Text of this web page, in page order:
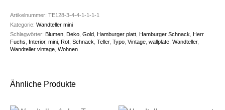
Artikelnummer:TE128-3-4-4-1-1-1-1
Kategorie:Wandteller mini
Schlagwörter:Blumen ,Deko ,Gold ,Hamburger platt ,Hamburger Schnack ,Herr
Fuchs
Interior,mini ,Rot ,Schnack ,Teller,Typo ,Vintage ,wallplate ,Wandteller,
Wandteller vintage ,Wohnen
Ähnliche Produkte